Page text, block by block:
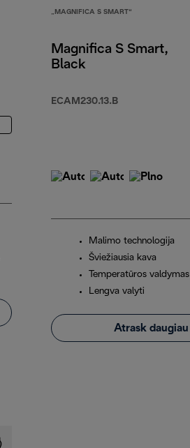
„MAGNIFICA S SMART“
Magnifica S Smart,
Black
ECAM230.13.B
Malimo technologija
Šviežiausia kava
Temperatūros valdymas
Lengva valyti
Atrask daugiau